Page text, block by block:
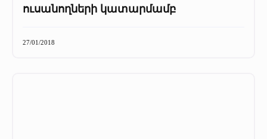
ուսանողների կատարմամբ
27/01/2018